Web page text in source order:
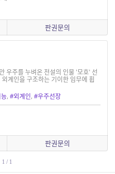
판권문의
우주를 누벼온 전설의 인물 '모호' 선
계인을 구조하는 기이한 임무에 휩
,#외계인,#우주선장
판권문의
1 / 1